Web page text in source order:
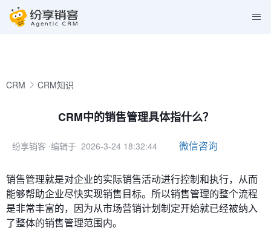
CRM CRM知识
CRM中的销售管理具体指什么？
纷享销客 ⋅编辑于 2026-3-24 18:32:44 微信咨询
销售管理就是对企业的实际销售活动进行控制和执行，从而
能够帮助企业尽快实现销售目标。所以销售管理的整个流程
是非常丰富的，因为从市场营销计划制定开始就已经被纳入
了整体的销售管理范围内。